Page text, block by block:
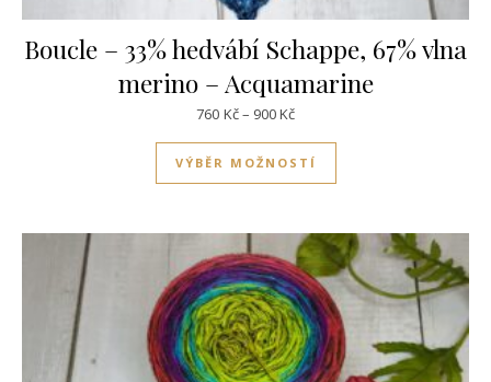
Boucle – 33% hedvábí Schappe, 67% vlna
merino – Acquamarine
760 Kč– 900KčRozpětí cen: 760Kč až 900Kč
VÝBĚR MOŽNOSTÍ